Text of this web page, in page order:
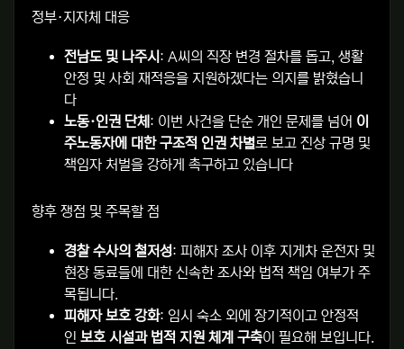
정부·지자체 대응
전남도 및 나주시 : A씨의 직장 변경 절차를 돕고, 생활
안정 및 사회 재적응을 지원하겠다는 의지를 밝혔습니
다
노동·인권 단체 : 이번 사건을 단순 개인 문제를 넘어 이
주노동자에 대한 구조적 인권 차별로 보고 진상 규명 및
책임자 처벌을 강하게 촉구하고 있습니다
향후 쟁점 및 주목할 점
경찰 수사의 철저성: 피해자 조사 이후 지게차 운전자 및
현장 동료들에 대한 신속한 조사와 법적 책임 여부가 주
목됩니다.
피해자 보호 강화: 임시 숙소 외에 장기적이고 안정적
인 보호 시설과 법적 지원 체계 구축이 필요해 보입니다.